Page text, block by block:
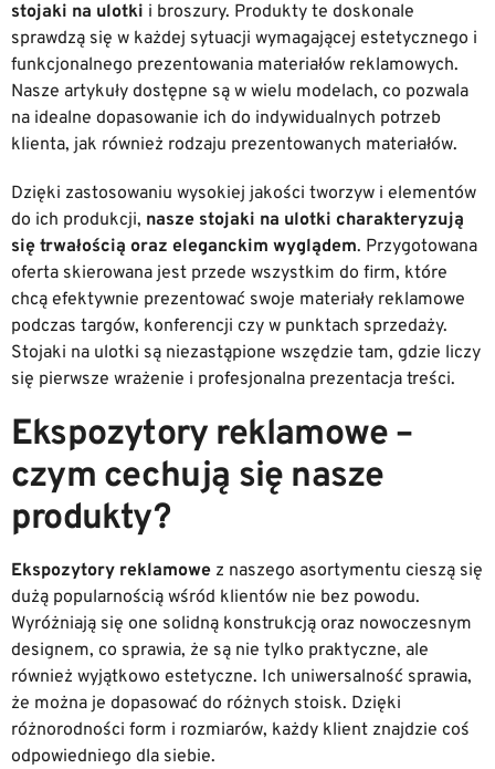
stojaki na ulotki i broszury. Produkty te doskonale
sprawdzą się w każdej sytuacji wymagającej estetycznego i
funkcjonalnego prezentowania materiałów reklamowych.
Nasze artykuły dostępne są w wielu modelach, co pozwala
na idealne dopasowanie ich do indywidualnych potrzeb
klienta, jak również rodzaju prezentowanych materiałów.
Dzięki zastosowaniu wysokiej jakości tworzyw i elementów
do ich produkcji, nasze stojaki na ulotki charakteryzują
się trwałością oraz eleganckim wyglądem. Przygotowana
oferta skierowana jest przede wszystkim do firm, które
chcą efektywnie prezentować swoje materiały reklamowe
podczas targów, konferencji czy w punktach sprzedaży.
Stojaki na ulotki są niezastąpione wszędzie tam, gdzie liczy
się pierwsze wrażenie i profesjonalna prezentacja treści.
Ekspozytory reklamowe –
czym cechują się nasze
produkty?
Ekspozytory reklamowe z naszego asortymentu cieszą się
dużą popularnością wśród klientów nie bez powodu.
Wyróżniają się one solidną konstrukcją oraz nowoczesnym
designem, co sprawia, że są nie tylko praktyczne, ale
również wyjątkowo estetyczne. Ich uniwersalność sprawia,
że można je dopasować do różnych stoisk. Dzięki
różnorodności form i rozmiarów, każdy klient znajdzie coś
odpowiedniego dla siebie.